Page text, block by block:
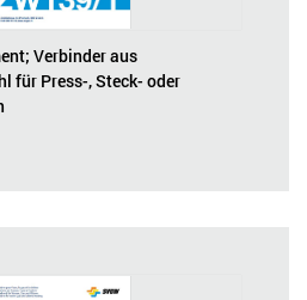
Verbinder aus
für Press-, Steck- oder